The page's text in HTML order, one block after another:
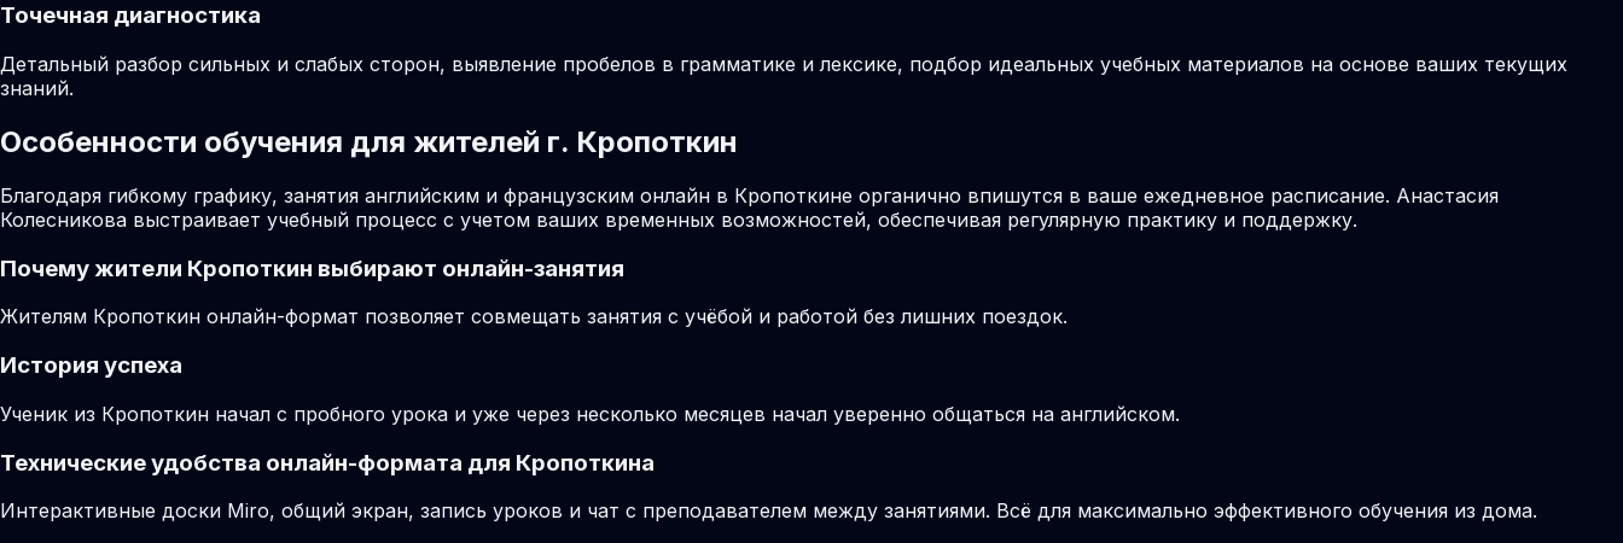
Точечная диагностика
Детальный разбор сильных и слабых сторон, выявление пробелов в грамматике и лексике, подбор идеальных учебных материалов на основе ваших текущих
знаний.
Особенности обучения для жителей г. Кропоткин
Благодаря гибкому графику, занятия английским и французским онлайн в Кропоткине органично впишутся в ваше ежедневное расписание. Анастасия
Колесникова выстраивает учебный процесс с учетом ваших временных возможностей, обеспечивая регулярную практику и поддержку.
Почему жители Кропоткин выбирают онлайн-занятия
Жителям Кропоткин онлайн-формат позволяет совмещать занятия с учёбой и работой без лишних поездок.
История успеха
Ученик из Кропоткин начал с пробного урока и уже через несколько месяцев начал уверенно общаться на английском.
Технические удобства онлайн-формата для Кропоткина
Интерактивные доски Miro, общий экран, запись уроков и чат с преподавателем между занятиями. Всё для максимально эффективного обучения из дома.